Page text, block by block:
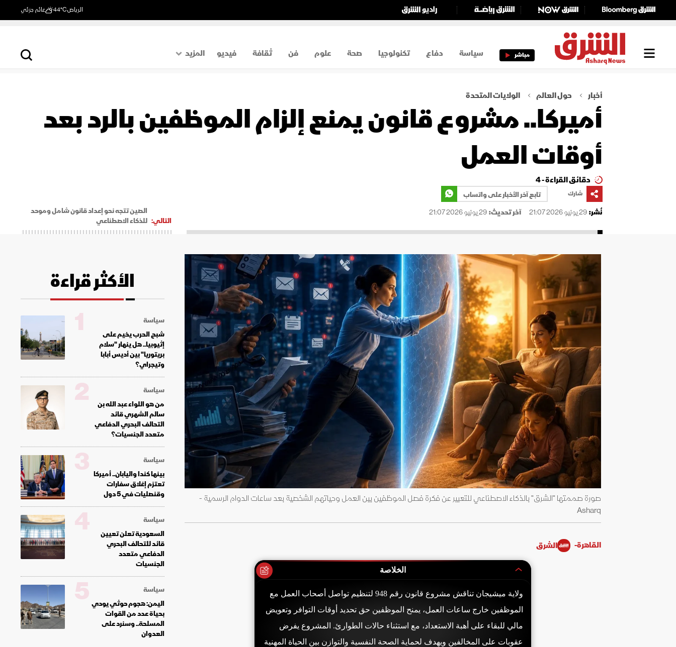
الرياض44°C غائم جزئي
مباشر سياسة دفاع تكنولوجيا صحة علوم فن ثقافة فيديو
المزيد
اقتصاد
أخبار حول العالم الولايات المتحدة
أميركا.. مشروع قانون يمنع إلزام الموظفين بالرد بعد
أوقات العمل
دقائق القراءة - 4
شارك
تابع آخر الأخبار على واتساب
نُشر:29 يونيو 2026 21:07 آخر تحديث:29 يونيو 2026 21:07
التالي:
الصين تتجه نحو إعداد قانون شامل وموحد
للذكاء الاصطناعي
صورة صممتها "الشرق" بالذكاء الاصطناعي للتعبير عن فكرة فصل الموظفين بين العمل وحياتهم الشخصية بعد ساعات الدوام الرسمية -
Asharq
القاهرة- الشرق
الخلاصة
ولاية ميشيجان تناقش مشروع قانون رقم 948 لتنظيم تواصل أصحاب العمل مع
الموظفين خارج ساعات العمل، يمنح الموظفين حق تحديد أوقات التوافر وتعويض
مالي للبقاء على أهبة الاستعداد، مع استثناء حالات الطوارئ. المشروع يفرض
عقوبات على المخالفين ويهدف لحماية الصحة النفسية والتوازن بين الحياة المهنية
الأكثر قراءة
سياسة
شبح الحرب يخيم على
إثيوبيا.. هل ينهار "سلام
بريتوريا" بين أديس أبابا
وتيجراي؟
1
سياسة
من هو اللواء عبد الله بن
سالم الشهري قائد
التحالف البحري الدفاعي
متعدد الجنسيات؟
2
سياسة
بينها كندا واليابان.. أميركا
تعتزم إغلاق سفارات
وقنصليات في 5 دول
3
سياسة
السعودية تعلن تعيين
قائد للتحالف البحري
الدفاعي متعدد
الجنسيات
4
سياسة
اليمن: هجوم حوثي يودي
بحياة عدد من القوات
المسلحة.. وسنرد على
العدوان
5